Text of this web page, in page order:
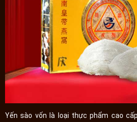
Yến sào vốn là loại thực phẩm cao